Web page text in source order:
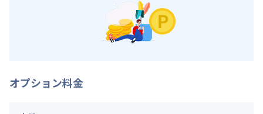
オプション料金